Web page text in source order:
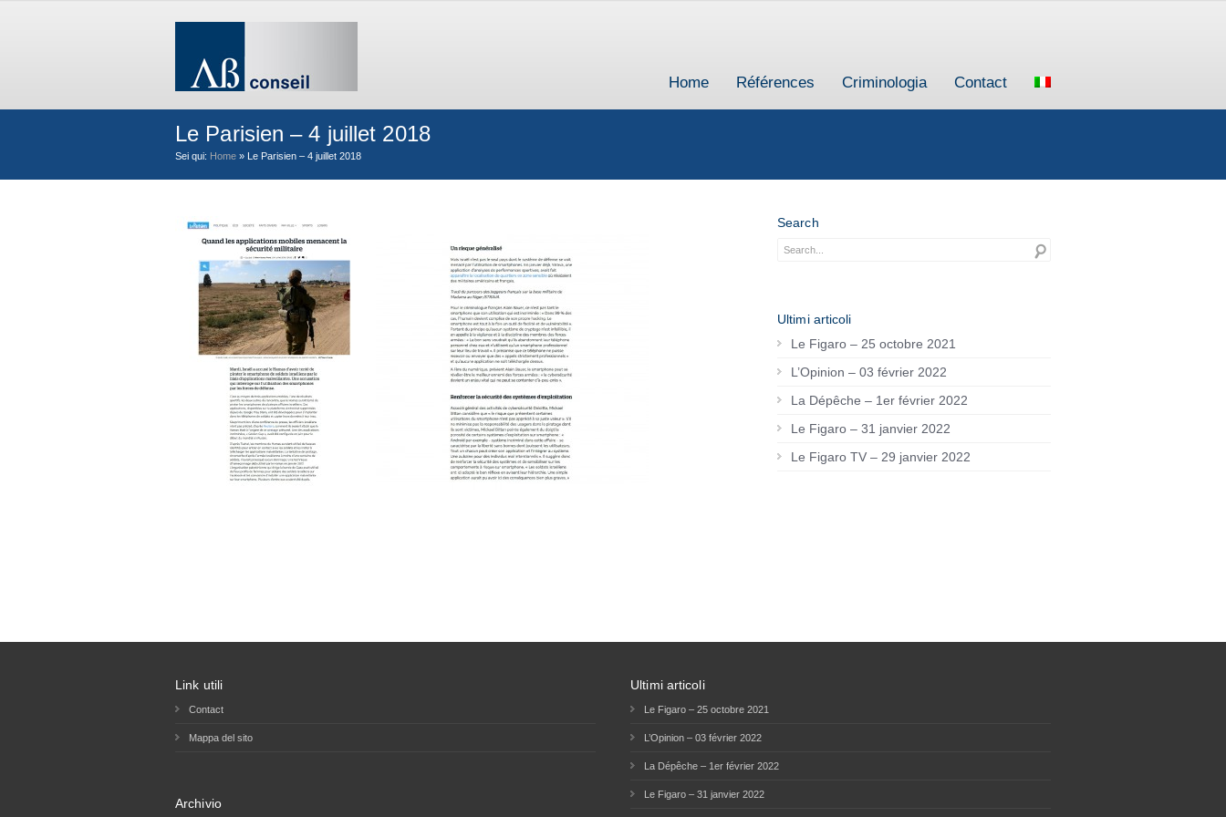
Home Références Criminologia Contact
Le Parisien – 4 juillet 2018
Sei qui: Home » Le Parisien – 4 juillet 2018
Search
Ultimi articoli
Le Figaro – 25 octobre 2021
L’Opinion – 03 février 2022
La Dépêche – 1er février 2022
Le Figaro – 31 janvier 2022
Le Figaro TV – 29 janvier 2022
Link utili
Contact
Mappa del sito
Archivio
Ultimi articoli
Le Figaro – 25 octobre 2021
L’Opinion – 03 février 2022
La Dépêche – 1er février 2022
Le Figaro – 31 janvier 2022